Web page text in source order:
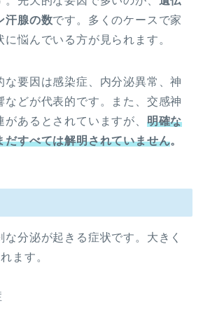
汗腺の数です。多くのケースで家
悩んでいる方が見られます。
な要因は感染症、内分泌異常、神
などが代表的です。また、交感神
あるとされていますが、 明確な
だすべては解明されていません。
な分泌が起きる症状です。大きく
ます。